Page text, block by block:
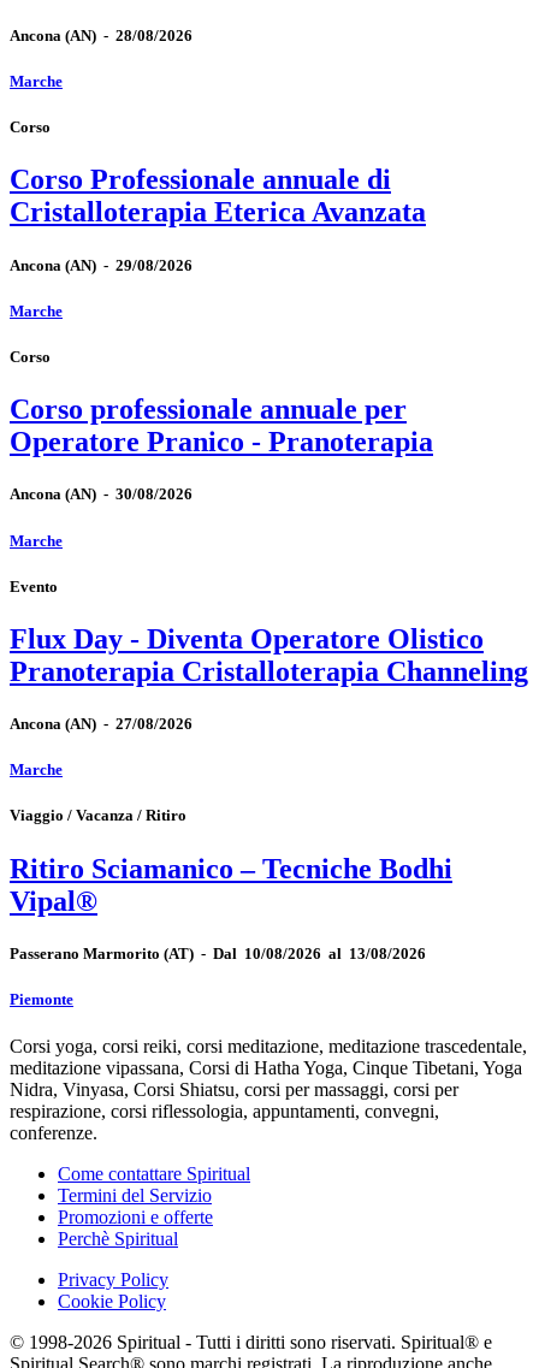
Ancona (AN) - 28/08/2026
Marche
Corso
Corso Professionale annuale di
Cristalloterapia Eterica Avanzata
Ancona (AN) - 29/08/2026
Marche
Corso
Corso professionale annuale per
Operatore Pranico - Pranoterapia
Ancona (AN) - 30/08/2026
Marche
Evento
Flux Day - Diventa Operatore Olistico
Pranoterapia Cristalloterapia Channeling
Ancona (AN) - 27/08/2026
Marche
Viaggio / Vacanza / Ritiro
Ritiro Sciamanico – Tecniche Bodhi
Vipal®
Passerano Marmorito (AT) - Dal 10/08/2026 al 13/08/2026
Piemonte
Corsi yoga, corsi reiki, corsi meditazione, meditazione trascedentale,
meditazione vipassana, Corsi di Hatha Yoga, Cinque Tibetani, Yoga
Nidra, Vinyasa, Corsi Shiatsu, corsi per massaggi, corsi per
respirazione, corsi riflessologia, appuntamenti, convegni,
conferenze.
Come contattare Spiritual
Termini del Servizio
Promozioni e offerte
Perchè Spiritual
Privacy Policy
Cookie Policy
© 1998-2026 Spiritual - Tutti i diritti sono riservati. Spiritual® e
Spiritual Search® sono marchi registrati. La riproduzione anche